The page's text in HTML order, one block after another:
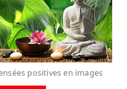
positives en images